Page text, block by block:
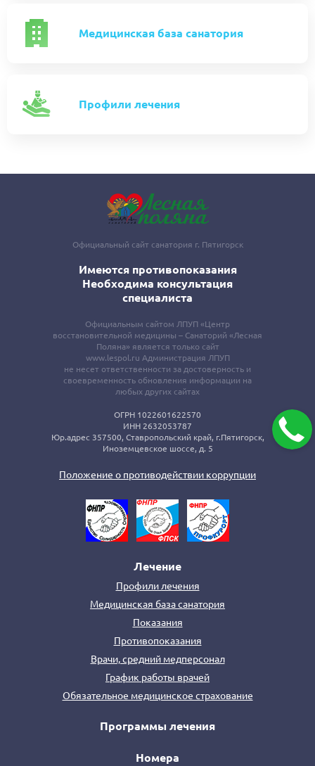
Медицинская база санатория
Профили лечения
Официальный сайт санатория г. Пятигорск
Имеются противопоказания
Необходима консультация
специалиста
Официальным сайтом ЛПУП «Центр
восстановительной медицины – Санаторий «Лесная
Поляна» является только сайт
www.lespol.ru Администрация ЛПУП
не несет ответственности за достоверность и
своевременность обновления информации на
любых других сайтах
ОГРН 1022601622570
ИНН 2632053787
Юр.адрес 357500, Ставропольский край, г.Пятигорск,
Иноземцевское шоссе, д. 5
Положение о противодействии коррупции
Лечение
Профили лечения
Медицинская база санатория
Показания
Противопоказания
Врачи, средний медперсонал
График работы врачей
Обязательное медицинское страхование
Программы лечения
Номера